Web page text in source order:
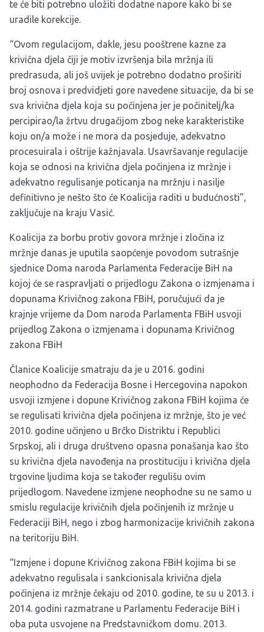
te će biti potrebno uložiti dodatne napore kako bi se
uradile korekcije.
“Ovom regulacijom, dakle, jesu pooštrene kazne za
krivična djela čiji je motiv izvršenja bila mržnja ili
predrasuda, ali još uvijek je potrebno dodatno proširiti
broj osnova i predvidjeti gore navedene situacije, da bi se
sva krivična djela koja su počinjena jer je počinitelj/ka
percipirao/la žrtvu drugačijom zbog neke karakteristike
koju on/a može i ne mora da posjeduje, adekvatno
procesuirala i oštrije kažnjavala. Usavršavanje regulacije
koja se odnosi na krivična djela počinjena iz mržnje i
adekvatno regulisanje poticanja na mržnju i nasilje
definitivno je nešto što će Koalicija raditi u budućnosti”,
zaključuje na kraju Vasić.
Koalicija za borbu protiv govora mržnje i zločina iz
mržnje danas je uputila saopćenje povodom sutrašnje
sjednice Doma naroda Parlamenta Federacije BiH na
kojoj će se raspravljati o prijedlogu Zakona o izmjenama i
dopunama Krivičnog zakona FBiH, poručujući da je
krajnje vrijeme da Dom naroda Parlamenta FBiH usvoji
prijedlog Zakona o izmjenama i dopunama Krivičnog
zakona FBiH
Članice Koalicije smatraju da je u 2016. godini
neophodno da Federacija Bosne i Hercegovina napokon
usvoji izmjene i dopune Krivičnog zakona FBiH kojima će
se regulisati krivična djela počinjena iz mržnje, što je već
2010. godine učinjeno u Brčko Distriktu i Republici
Srpskoj, ali i druga društveno opasna ponašanja kao što
su krivična djela navođenja na prostituciju i krivična djela
trgovine ljudima koja se također regulišu ovim
prijedlogom. Navedene izmjene neophodne su ne samo u
smislu regulacije krivičnih djela počinjenih iz mržnje u
Federaciji BiH, nego i zbog harmonizacije krivičnih zakona
na teritoriju BiH.
“Izmjene i dopune Krivičnog zakona FBiH kojima bi se
adekvatno regulisala i sankcionisala krivična djela
počinjena iz mržnje čekaju od 2010. godine, te su u 2013. i
2014. godini razmatrane u Parlamentu Federacije BiH i
oba puta usvojene na Predstavničkom domu. 2013.